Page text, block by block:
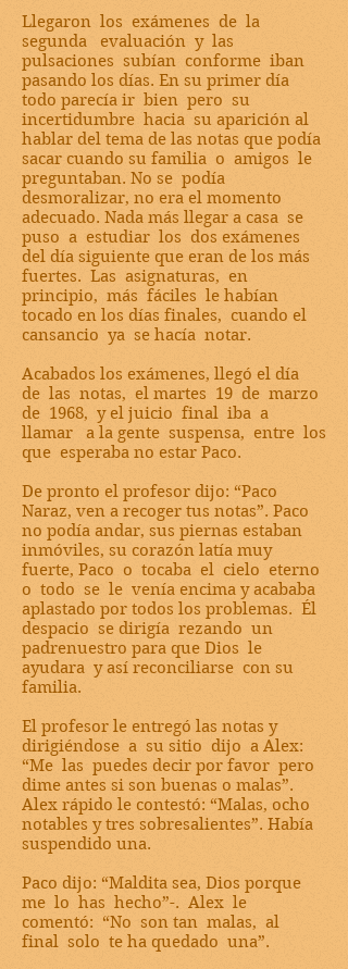
Llegaron los exámenes de la
segunda evaluación y las
pulsaciones subían conforme iban
pasando los días. En su primer día
todo parecía ir bien pero su
incertidumbre hacia su aparición al
hablar del tema de las notas que podía
sacar cuando su familia o amigos le
preguntaban. No se podía
desmoralizar, no era el momento
adecuado. Nada más llegar a casa se
puso a estudiar los dos exámenes
del día siguiente que eran de los más
fuertes. Las asignaturas, en
principio, más fáciles le habían
tocado en los días finales, cuando el
cansancio ya se hacía notar.
Acabados los exámenes, llegó el día
de las notas, el martes 19 de marzo
de 1968, y el juicio final iba a
llamar a la gente suspensa, entre los
que esperaba no estar Paco.
De pronto el profesor dijo: “Paco
Naraz, ven a recoger tus notas”. Paco
no podía andar, sus piernas estaban
inmóviles, su corazón latía muy
fuerte, Paco o tocaba el cielo eterno
o todo se le venía encima y acababa
aplastado por todos los problemas. Él
despacio se dirigía rezando un
padrenuestro para que Dios le
ayudara y así reconciliarse con su
familia.
El profesor le entregó las notas y
dirigiéndose a su sitio dijo a Alex:
“Me las puedes decir por favor pero
dime antes si son buenas o malas”.
Alex rápido le contestó: “Malas, ocho
notables y tres sobresalientes”. Había
suspendido una.
Paco dijo: “Maldita sea, Dios porque
me lo has hecho”-. Alex le
comentó: “No son tan malas, al
final solo te ha quedado una”.